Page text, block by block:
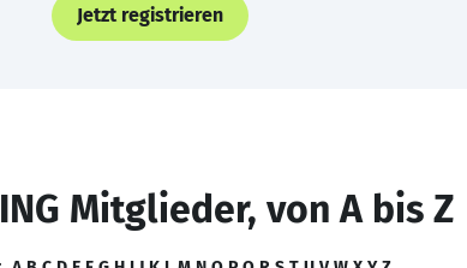
Jetzt registrieren
Mitglieder, von A bis Z